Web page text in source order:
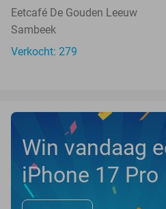
Eetcafé De Gouden Leeuw
Sambeek
Verkocht: 279
Win vandaag
iPhone 17 Pro